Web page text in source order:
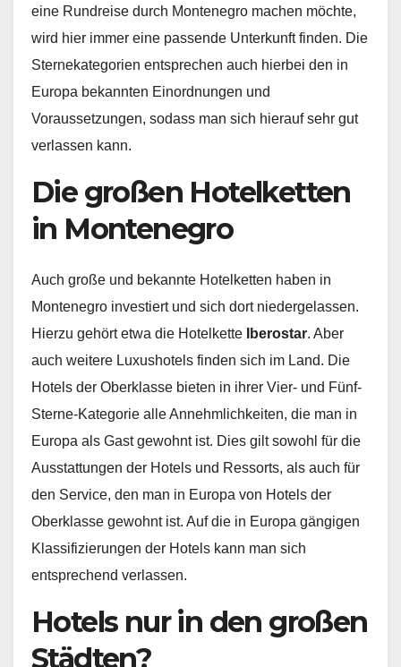
eine Rundreise durch Montenegro machen möchte,
wird hier immer eine passende Unterkunft finden. Die
Sternekategorien entsprechen auch hierbei den in
Europa bekannten Einordnungen und
Voraussetzungen, sodass man sich hierauf sehr gut
verlassen kann.
Die großen Hotelketten
in Montenegro
Auch große und bekannte Hotelketten haben in
Montenegro investiert und sich dort niedergelassen.
Hierzu gehört etwa die Hotelkette
Iberostar. Aber
auch weitere Luxushotels finden sich im Land. Die
Hotels der Oberklasse bieten in ihrer Vier- und Fünf-
Sterne-Kategorie alle Annehmlichkeiten, die man in
Europa als Gast gewohnt ist. Dies gilt sowohl für die
Ausstattungen der Hotels und Ressorts, als auch für
den Service, den man in Europa von Hotels der
Oberklasse gewohnt ist. Auf die in Europa gängigen
Klassifizierungen der Hotels kann man sich
entsprechend verlassen.
Hotels nur in den großen
Städten?